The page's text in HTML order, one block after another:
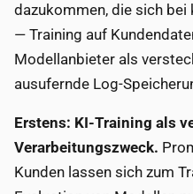
dazukommen, die sich bei
— Training auf
Modellanbieter als
ausufernde Log-
Erstens: KI-Training als
Verarbeitungszweck.
Kunden lassen sich zum